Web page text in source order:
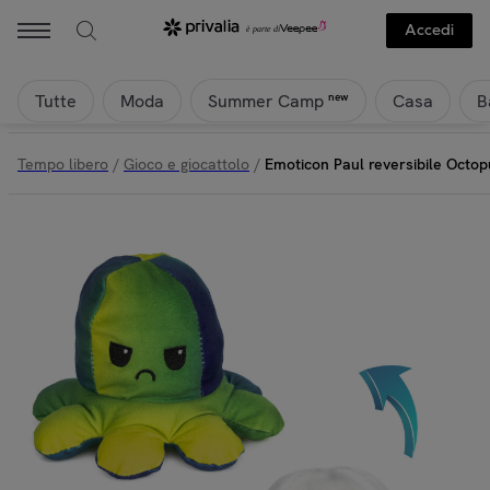
Accedi
Tutte Moda Summer Camp new Casa
Tempo libero / Gioco e giocattolo / Emoticon Paul reversibile